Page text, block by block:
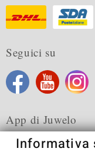
Seguici su
App di Juwelo
Informativa